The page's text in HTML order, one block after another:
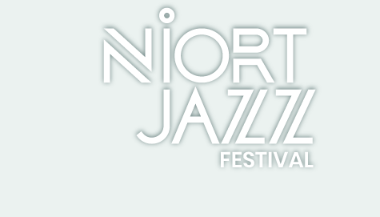
Panneau de gestion des cookies